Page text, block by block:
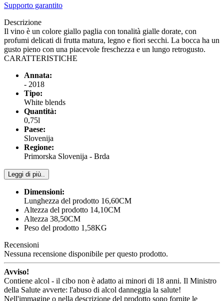
Supporto garantito
Descrizione
Il vino è un colore giallo paglia con tonalità gialle dorate, con
profumi delicati di frutta matura, legno e fiori secchi. La bocca ha un
gusto pieno con una piacevole freschezza e un lungo retrogusto.
CARATTERISTICHE
Annata:
- 2018
Tipo:
White blends
Quantità:
0,75l
Paese:
Slovenija
Regione:
Primorska Slovenija - Brda
Leggi di più..
Dimensioni:
Lunghezza del prodotto 16,60CM
Altezza del prodotto 14,10CM
Altezza 38,50CM
Peso del prodotto 1,58KG
Recensioni
Nessuna recensione disponibile per questo prodotto.
Avviso!
Contiene alcol - il cibo non è adatto ai minori di 18 anni. Il Ministro
della Salute avverte: l'abuso di alcol danneggia la salute!
Nell'immagine o nella descrizione del prodotto sono fornite le